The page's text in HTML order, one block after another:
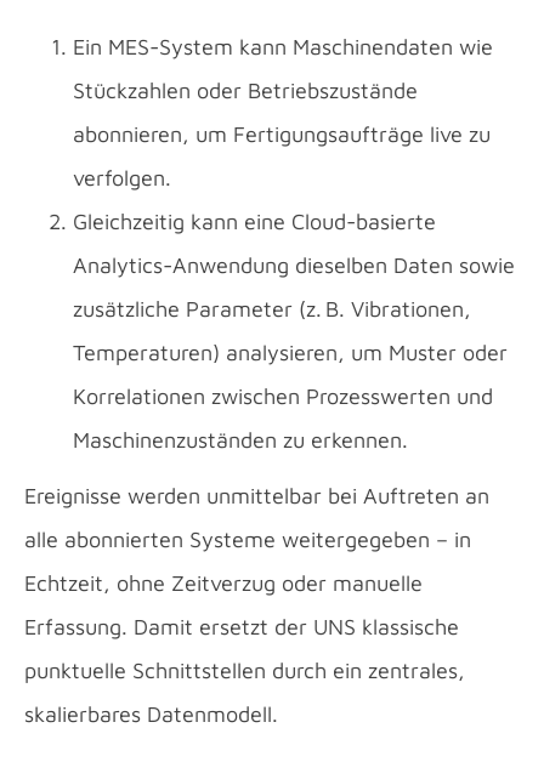
Ein MES-System kann Maschinendaten wie
Stückzahlen oder Betriebszustände
abonnieren, um Fertigungsaufträge live zu
verfolgen.
Gleichzeitig kann eine Cloud-basierte
Analytics-Anwendung dieselben Daten sowie
zusätzliche Parameter (z. B. Vibrationen,
Temperaturen) analysieren, um Muster oder
Korrelationen zwischen Prozesswerten und
Maschinenzuständen zu erkennen.
Ereignisse werden unmittelbar bei Auftreten an
alle abonnierten Systeme weitergegeben – in
Echtzeit, ohne Zeitverzug oder manuelle
Erfassung. Damit ersetzt der UNS klassische
punktuelle Schnittstellen durch ein zentrales,
skalierbares Datenmodell.